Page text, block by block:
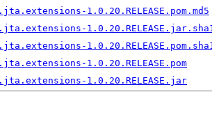
1.0.20.RELEASE.pom.md5
1.0.20.RELEASE.pom
1.0.20.RELEASE.jar